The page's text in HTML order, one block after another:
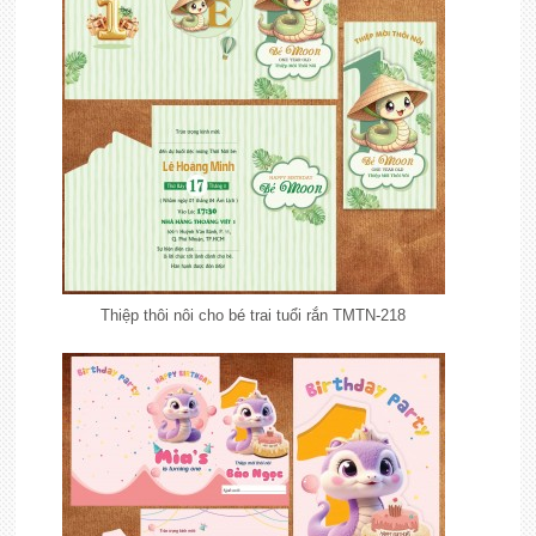
Thiệp thôi nôi cho bé trai tuổi rắn TMTN-218